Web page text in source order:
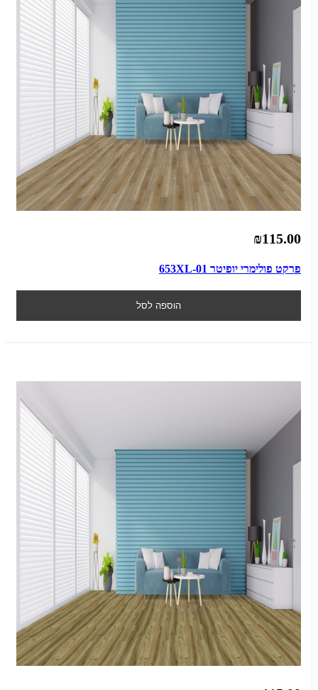
₪115.00
פרקט פולימרי יופיטר 653XL-01
הוספה לסל